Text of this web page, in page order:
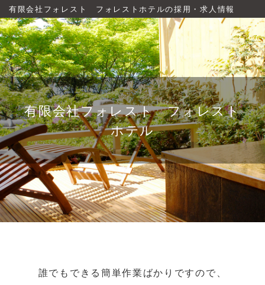
有限会社フォレスト フォレストホテルの採用・求人情報
有限会社フォレスト フォレスト
ホテル
誰でもできる簡単作業ばかりですので、